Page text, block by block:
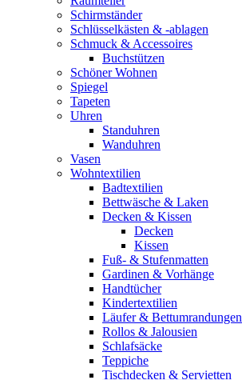
Schirmständer
Schlüsselkästen & -ablagen
Schmuck & Accessoires
Buchstützen
Schöner Wohnen
Spiegel
Tapeten
Uhren
Standuhren
Wanduhren
Vasen
Wohntextilien
Badtextilien
Bettwäsche & Laken
Decken & Kissen
Decken
Kissen
Fuß- & Stufenmatten
Gardinen & Vorhänge
Handtücher
Kindertextilien
Läufer & Bettumrandungen
Rollos & Jalousien
Schlafsäcke
Teppiche
Tischdecken & Servietten